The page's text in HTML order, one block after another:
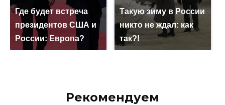
Где будет встреча
президентов США и
России: Европа?
Такую зиму в России
никто не ждал: как
так?!
Рекомендуем